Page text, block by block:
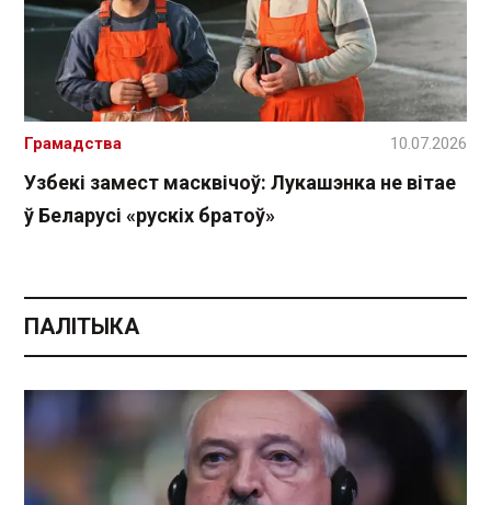
Узбекі замест масквічоў: Лукашэнка не вітае
ў Беларусі «рускіх братоў»
Грамадства 10.07.2026
ПАЛІТЫКА